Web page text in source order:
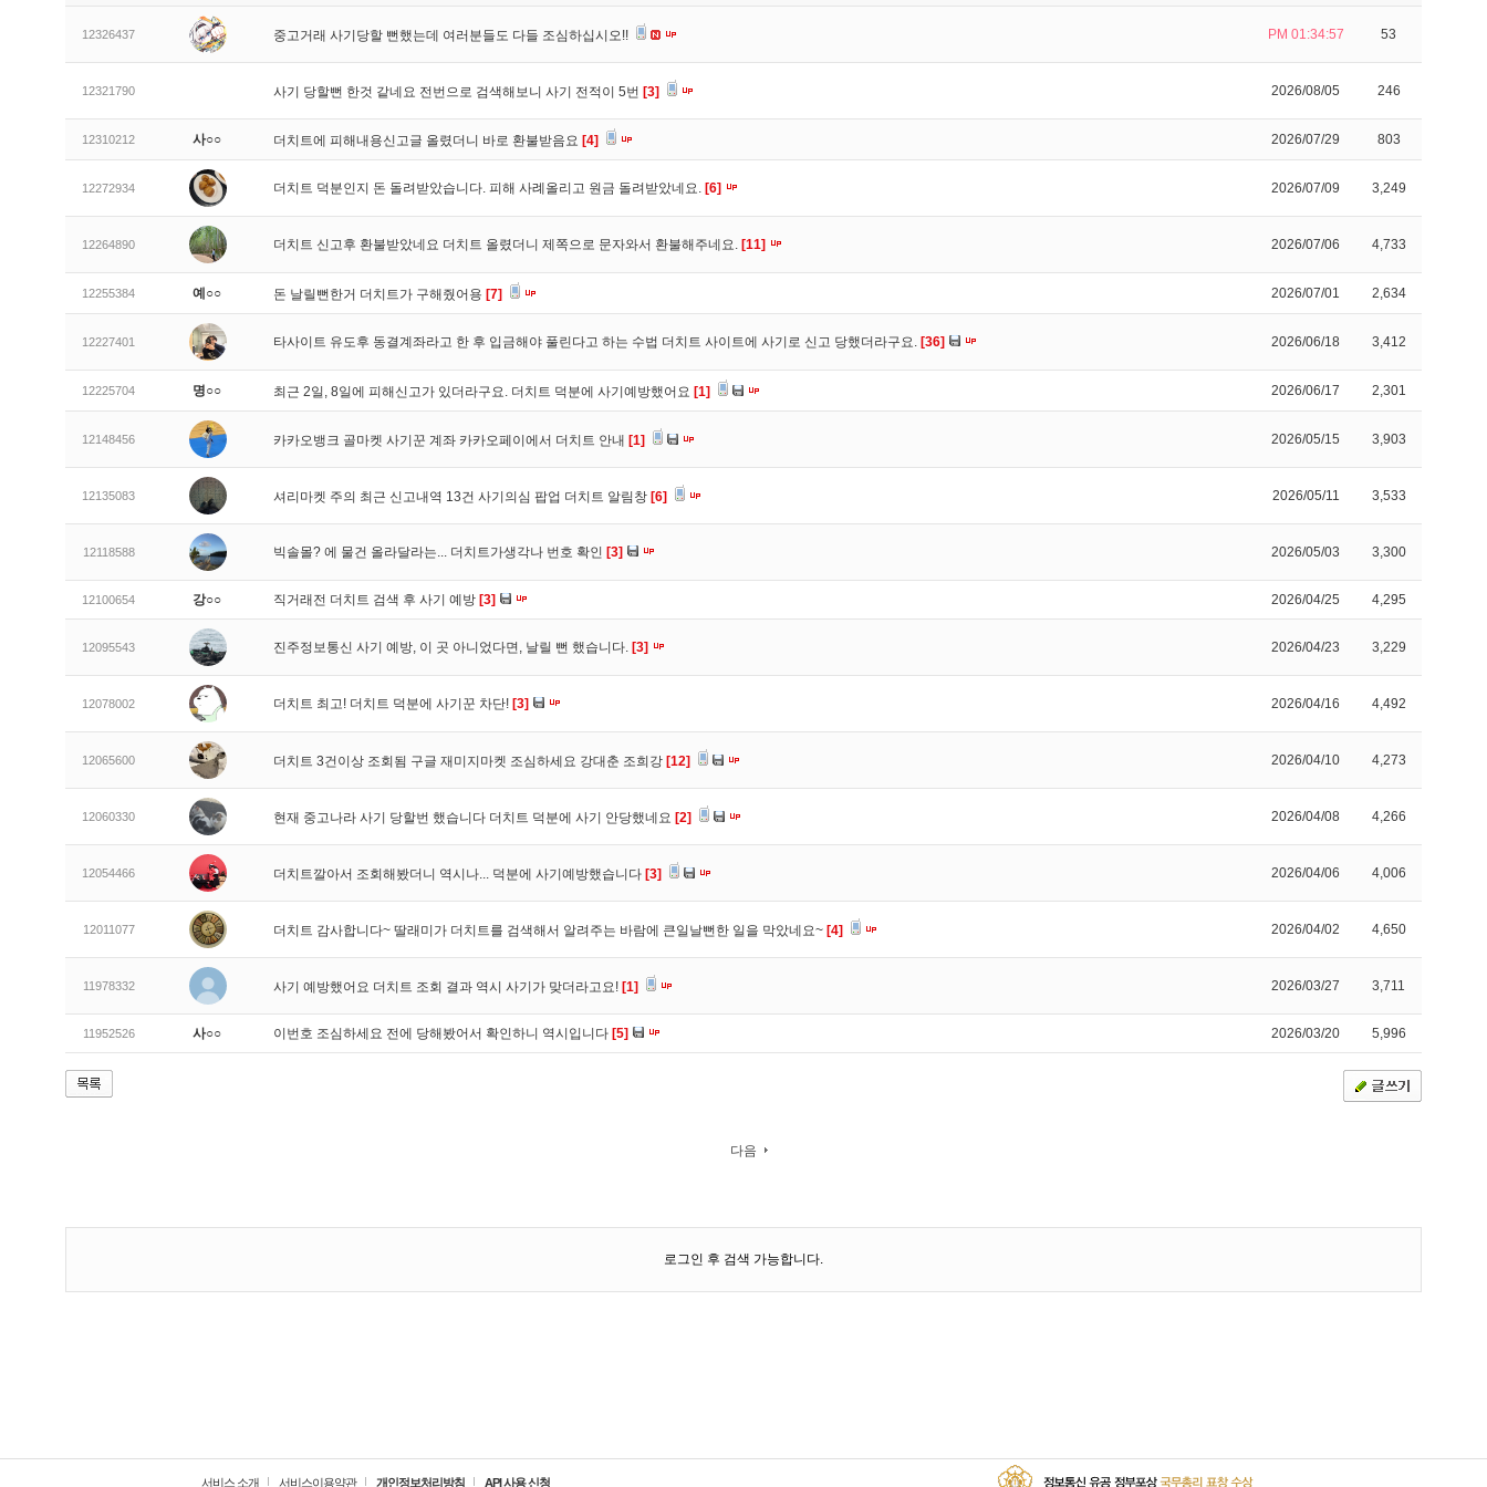
12326437 중고거래 사기당할 뻔했는데 여러분들도 다들 조심하십시오!! PM 01:34:57 53
12321790 사기 당할뻔 한것 같네요 전번으로 검색해보니 사기 전적이 5번 [3] 2026/08/05 246
12310212 사○○ 더치트에 피해내용신고글 올렸더니 바로 환불받음요 [4] 2026/07/29 803
12272934 더치트 덕분인지 돈 돌려받았습니다. 피해 사례올리고 원금 돌려받았네요. [6] 2026/07/09 3,249
12264890 더치트 신고후 환불받았네요 더치트 올렸더니 제쪽으로 문자와서 환불해주네요. [11] 2026/07/06 4,733
12255384 예○○ 돈 날릴뻔한거 더치트가 구해줬어용 [7] 2026/07/01 2,634
12227401 타사이트 유도후 동결계좌라고 한 후 입금해야 풀린다고 하는 수법 더치트 사이트에 사기로 신고 당했더라구요. [36] 2026/06/18 3,412
12225704 명○○ 최근 2일, 8일에 피해신고가 있더라구요. 더치트 덕분에 사기예방했어요 [1] 2026/06/17 2,301
12148456 카카오뱅크 골마켓 사기꾼 계좌 카카오페이에서 더치트 안내 [1] 2026/05/15 3,903
12135083 셔리마켓 주의 최근 신고내역 13건 사기의심 팝업 더치트 알림창 [6] 2026/05/11 3,533
12118588 빅솔몰? 에 물건 올라달라는... 더치트가생각나 번호 확인 [3] 2026/05/03 3,300
12100654 강○○ 직거래전 더치트 검색 후 사기 예방 [3] 2026/04/25 4,295
12095543 진주정보통신 사기 예방, 이 곳 아니었다면, 날릴 뻔 했습니다. [3] 2026/04/23 3,229
12078002 더치트 최고! 더치트 덕분에 사기꾼 차단! [3] 2026/04/16 4,492
12065600 더치트 3건이상 조회됨 구글 재미지마켓 조심하세요 강대춘 조희강 [12] 2026/04/10 4,273
12060330 현재 중고나라 사기 당할번 했습니다 더치트 덕분에 사기 안당했네요 [2] 2026/04/08 4,266
12054466 더치트깔아서 조회해봤더니 역시나... 덕분에 사기예방했습니다 [3] 2026/04/06 4,006
12011077 더치트 감사합니다~ 딸래미가 더치트를 검색해서 알려주는 바람에 큰일날뻔한 일을 막았네요~ [4] 2026/04/02 4,650
11978332 사기 예방했어요 더치트 조회 결과 역시 사기가 맞더라고요! [1] 2026/03/27 3,711
11952526 사○○ 이번호 조심하세요 전에 당해봤어서 확인하니 역시입니다 [5] 2026/03/20 5,996
다음
로그인 후 검색 가능합니다.
서비스 소개 서비스이용약관 개인정보처리방침 API 사용 신청